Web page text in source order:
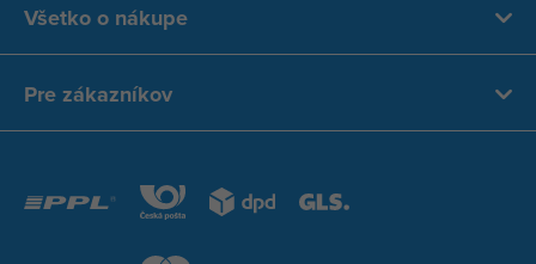
Všetko o nákupe
Pre zákazníkov